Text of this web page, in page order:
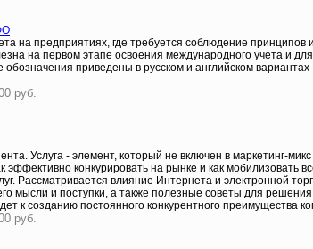
на предприятиях, где требуется соблюдение
на первом этапе освоения международного учета и
приведены в русском и английском
руб.
Услуга - элемент, который не включен в
конкурировать на рынке и как мобилизовать
Рассматривается влияние Интернета и электронной
мысли и поступки, а также полезные советы для
к созданию постоянного конкурентного преимущества
руб.